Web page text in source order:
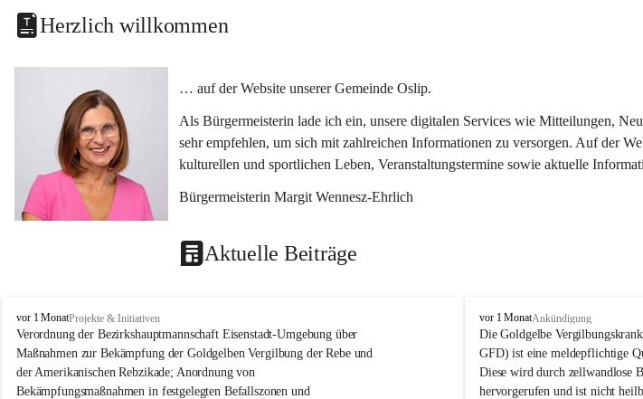
Herzlich willkommen
… auf der Website unserer Gemeinde Oslip.
Als Bürgermeisterin lade ich ein, unsere digitalen Services wie Mitteilungen,
sehr empfehlen, um sich mit zahlreichen Informationen zu versorgen. Auf der
kulturellen und sportlichen Leben, Veranstaltungstermine sowie aktuelle
Bürgermeisterin Margit Wennesz-Ehrlich
Aktuelle Beiträge
O
s
l
i
p
vor 1 MonatProjekte & Initiativen
Verordnung der Bezirkshauptmannschaft Eisenstadt-Umgebung über
Maßnahmen zur Bekämpfung der Goldgelben Vergilbung der Rebe und
der Amerikanischen Rebzikade; Anordnung von
Bekämpfungsmaßnahmen in festgelegten Befallszonen und
O
s
l
i
p
vor 1 MonatAnkündigung
Die Goldgelbe
GFD) ist eine meldepflichtige
Diese wird durch zellwandlose
hervorgerufen und ist nicht